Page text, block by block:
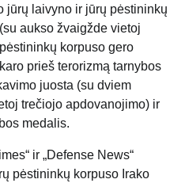
jūrų laivyno ir jūrų pėstininkų
aukso žvaigžde vietoj
korpuso gero
prieš terorizmą tarnybos
juosta (su dviem
trečiojo apdovanojimo) ir
medalis.
ir „Defense News“
pėstininkų korpuso Irako